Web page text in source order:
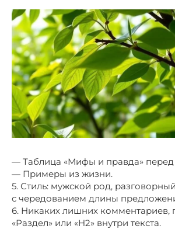
— Таблица «Мифы и правда» перед
— Примеры из жизни.
5. Стиль: мужской род,
с чередованием длины
6. Никаких лишних комментариев,
«Раздел» или «H2» внутри текста.